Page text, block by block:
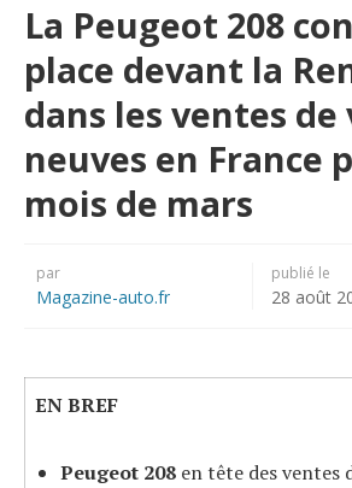
La Peugeot 208
place devant la
dans les ventes
neuves en France
mois de mars
par
Magazine-auto.fr
publié le
28 août
EN BREF
Peugeot 208en tête des ventes